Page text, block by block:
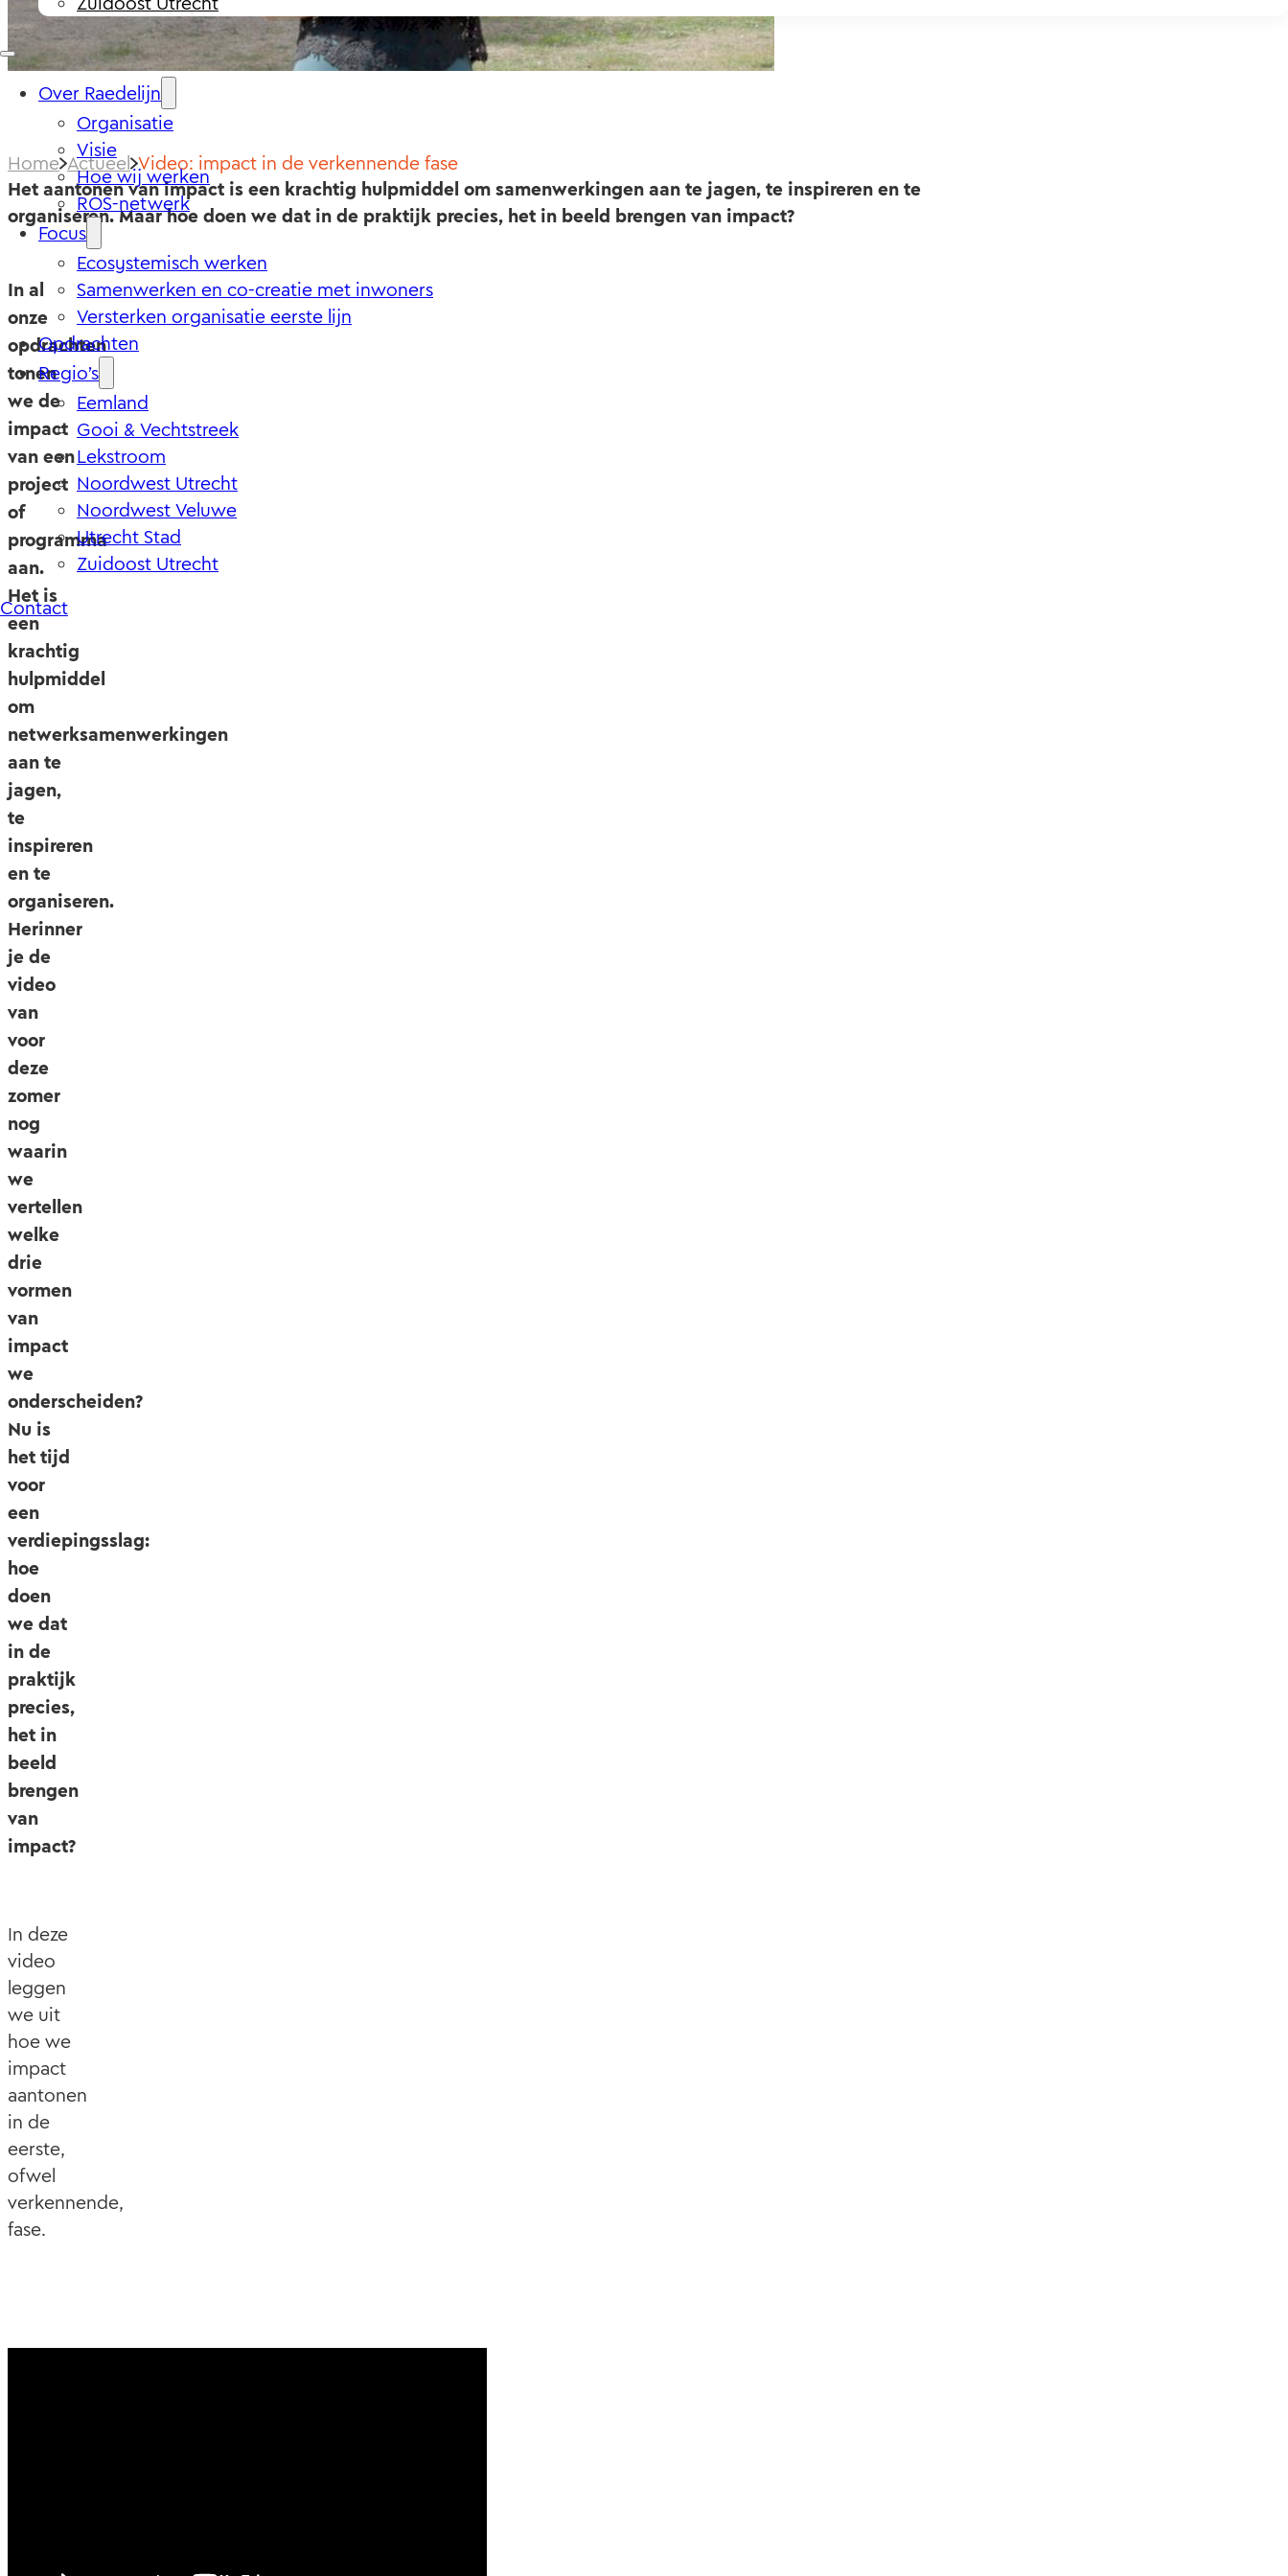
Over Raedelijn
Organisatie
Visie
Hoe wij werken
ROS-netwerk
Focus
Ecosystemisch werken
Samenwerken en co-creatie met inwoners
Versterken organisatie eerste lijn
Opdrachten
Regio’s
Eemland
Gooi & Vechtstreek
Lekstroom
Noordwest Utrecht
Noordwest Veluwe
Utrecht Stad
Zuidoost Utrecht
Contact
Home Actueel Video: impact in de verkennende fase
Het aantonen van impact is een krachtig hulpmiddel om samenwerkingen aan te jagen, te inspireren en te
organiseren. Maar hoe doen we dat in de praktijk precies, het in beeld brengen van impact?
In al
onze
opdrachten
tonen
we de
impact
van een
project
of
programma
aan.
Het is
een
krachtig
hulpmiddel
om
netwerksamenwerkingen
aan te
jagen,
te
inspireren
en te
organiseren.
Herinner
je de
video
van
voor
deze
zomer
nog
waarin
we
vertellen
welke
drie
vormen
van
impact
we
onderscheiden?
Nu is
het tijd
voor
een
verdiepingsslag:
hoe
doen
we dat
in de
praktijk
precies,
het in
beeld
brengen
van
impact?
In deze
video
leggen
we uit
hoe we
impact
aantonen
in de
eerste,
ofwel
verkennende,
fase.